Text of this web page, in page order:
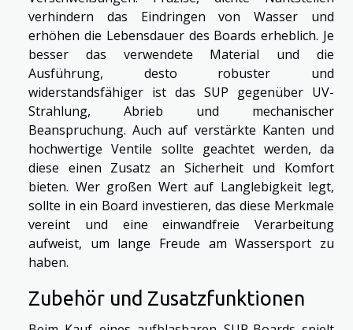
verhindern das Eindringen von Wasser und
erhöhen die Lebensdauer des Boards erheblich. Je
besser das verwendete Material und die
Ausführung, desto robuster und
widerstandsfähiger ist das SUP gegenüber UV-
Strahlung, Abrieb und mechanischer
Beanspruchung. Auch auf verstärkte Kanten und
hochwertige Ventile sollte geachtet werden, da
diese einen Zusatz an Sicherheit und Komfort
bieten. Wer großen Wert auf Langlebigkeit legt,
sollte in ein Board investieren, das diese Merkmale
vereint und eine einwandfreie Verarbeitung
aufweist, um lange Freude am Wassersport zu
haben.
Zubehör und Zusatzfunktionen